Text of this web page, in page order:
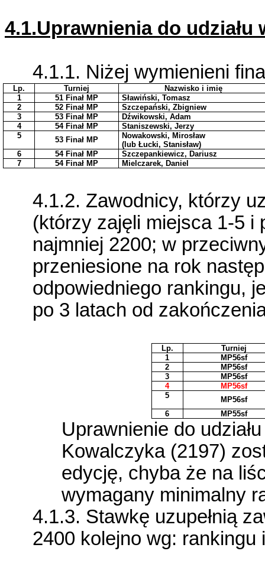
4.1.Uprawnienia do
4.1.1. Niżej wymienieni
Lp. Turniej
Nazwisko i imię
1
51 Finał MP
Sławiński, Tomasz
2
52 Finał MP
Szczepański, Zbigniew
3
53 Finał MP
Dźwikowski, Adam
4
54 Finał MP
Staniszewski, Jerzy
5
53 Finał MP
Nowakowski, Mirosław
(lub Łucki, Stanisław)
6
54 Finał MP
Szczepankiewicz, Dariusz
7
54 Finał MP Mielczarek, Daniel
4.1.2. Zawodnicy, którzy
(którzy zajęli miejsca 1-5 i
najmniej 2200; w
przeniesione na rok
odpowiedniego rankingu,
po 3 latach od
Lp.
Turniej
1
MP56sf
2
MP56sf
3
MP56sf
4
MP56sf
5
MP56sf
6
MP55sf
Uprawnienie do
Kowalczyka (2197)
edycję, chyba że na
wymagany minimalny
4.1.3. Stawkę uzupełnią
2400 kolejno wg: rankingu